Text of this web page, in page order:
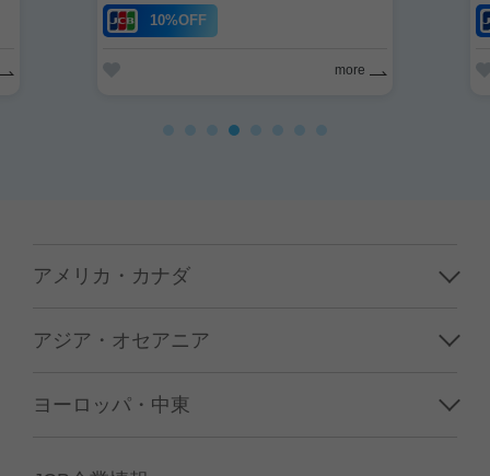
10%OFF
more
アメリカ・カナダ
ハワイ
カナダ
アジア・オセアニア
韓国
ヨーロッパ・中東